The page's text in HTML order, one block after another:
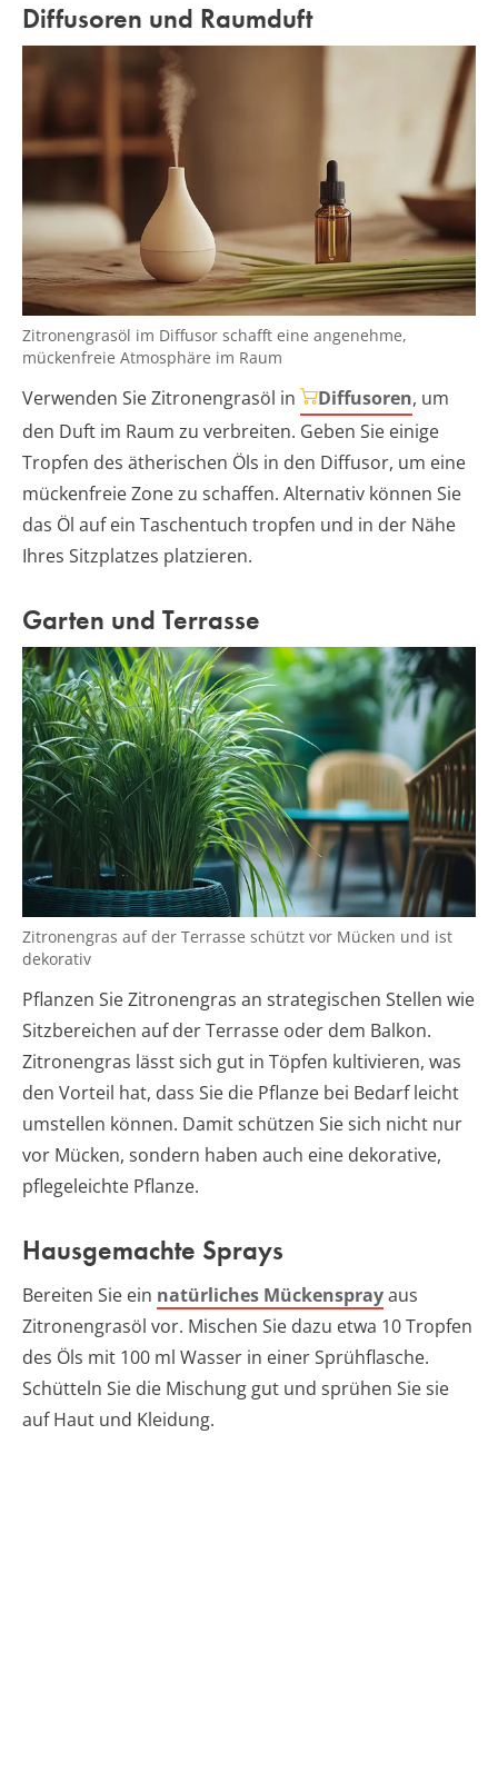
Diffusoren und Raumduft
Zitronengrasöl im Diffusor schafft eine angenehme,
mückenfreie Atmosphäre im Raum
Verwenden Sie Zitronengrasöl in Diffusoren, um
den Duft im Raum zu verbreiten. Geben Sie einige
Tropfen des ätherischen Öls in den Diffusor, um eine
mückenfreie Zone zu schaffen. Alternativ können Sie
das Öl auf ein Taschentuch tropfen und in der Nähe
Ihres Sitzplatzes platzieren.
Garten und Terrasse
Zitronengras auf der Terrasse schützt vor Mücken und ist
dekorativ
Pflanzen Sie Zitronengras an strategischen Stellen wie
Sitzbereichen auf der Terrasse oder dem Balkon.
Zitronengras lässt sich gut in Töpfen kultivieren, was
den Vorteil hat, dass Sie die Pflanze bei Bedarf leicht
umstellen können. Damit schützen Sie sich nicht nur
vor Mücken, sondern haben auch eine dekorative,
pflegeleichte Pflanze.
Hausgemachte Sprays
Bereiten Sie ein natürliches Mückensprayaus
Zitronengrasöl vor. Mischen Sie dazu etwa 10 Tropfen
des Öls mit 100 ml Wasser in einer Sprühflasche.
Schütteln Sie die Mischung gut und sprühen Sie sie
auf Haut und Kleidung.